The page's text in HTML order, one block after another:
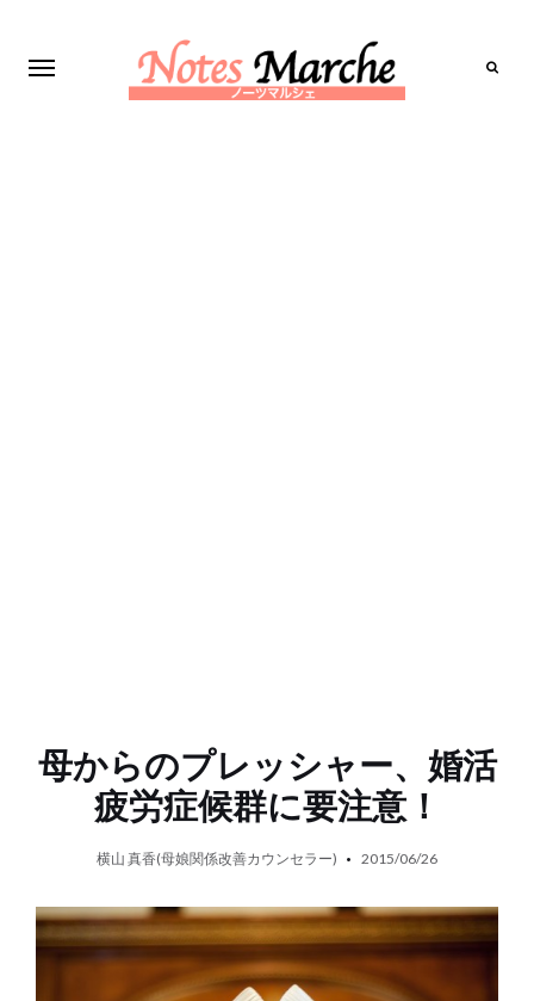
母からのプレッシャー、婚活
疲労症候群に要注意！
横山 真香(母娘関係改善カウンセラー) 2015/06/26